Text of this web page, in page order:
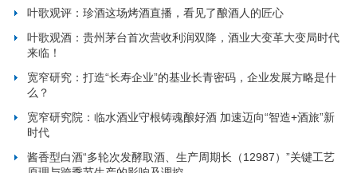
叶歌观评：珍酒这场烤酒直播，看见了酿酒人的匠心
叶歌观酒：贵州茅台首次营收利润双降，酒业大变革大变局时代
来临！
宽窄研究：打造“长寿企业”的基业长青密码，企业发展方略是什
么？
宽窄研究院：临水酒业守根铸魂酿好酒 加速迈向“智造+酒旅”新
时代
酱香型白酒“多轮次发酵取酒、生产周期长（12987）”关键工艺